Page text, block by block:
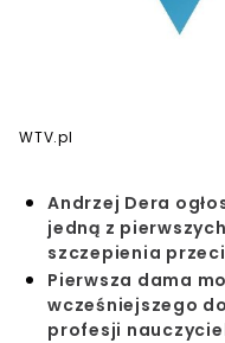
WTV.pl
Andrzej Dera
jedną z
szczepienia
Pierwsza dama
wcześniejszego
profesji